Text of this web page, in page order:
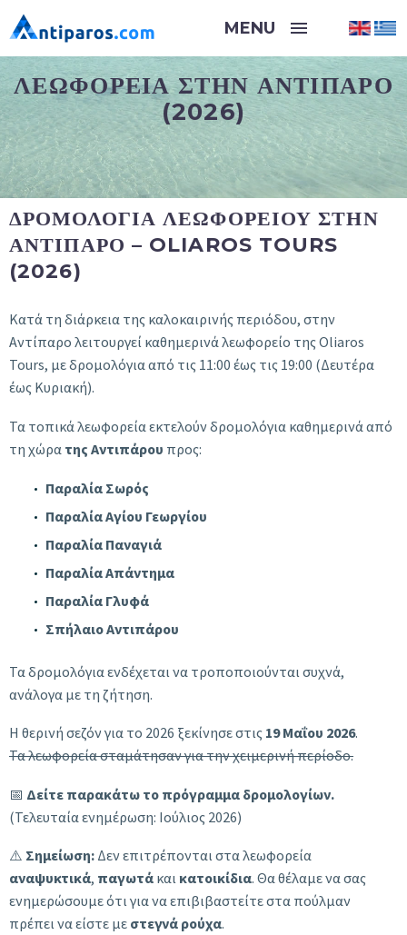
ΛΕΩΦΟΡΕΊΑ ΣΤΗΝ ΑΝΤΊΠΑΡΟ
(2026)
ΔΡΟΜΟΛΌΓΙΑ ΛΕΩΦΟΡΕΊΟΥ ΣΤΗΝ
ΑΝΤΊΠΑΡΟ – OLIAROS TOURS
(2026)
Κατά τη διάρκεια της καλοκαιρινής περιόδου, στην
Αντίπαρο λειτουργεί καθημερινά λεωφορείο της Oliaros
Tours, με δρομολόγια από τις 11:00 έως τις 19:00 (Δευτέρα
έως Κυριακή).
Τα τοπικά λεωφορεία εκτελούν δρομολόγια καθημερινά από
τη χώρα της Αντιπάρου προς:
Παραλία Σωρός
Παραλία Αγίου Γεωργίου
Παραλία Παναγιά
Παραλία Απάντημα
Παραλία Γλυφά
Σπήλαιο Αντιπάρου
Τα δρομολόγια ενδέχεται να τροποποιούνται συχνά,
ανάλογα με τη ζήτηση.
Η θερινή σεζόν για το 2026 ξεκίνησε στις 19 Μαΐου 2026.
Τα λεωφορεία σταμάτησαν για την χειμερινή περίοδο.
📅 Δείτε παρακάτω το πρόγραμμα δρομολογίων.
(Τελευταία ενημέρωση: Ιούλιος 2026)
⚠️ Σημείωση: Δεν επιτρέπονται στα λεωφορεία
αναψυκτικά, παγωτά και κατοικίδια. Θα θέλαμε να σας
ενημερώσουμε ότι για να επιβιβαστείτε στα πούλμαν
πρέπει να είστε με στεγνά ρούχα.